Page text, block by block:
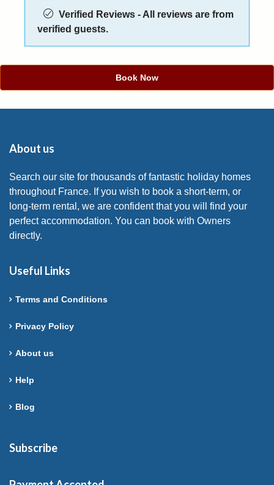
Verified Reviews - All reviews are from
verified guests.
Book Now
About us
Search our site for thousands of fantastic holiday homes
throughout France. If you wish to book a short-term, or
long-term rental, we are confident that you will find your
perfect accommodation. You can book with Owners
directly.
Useful Links
Terms and Conditions
Privacy Policy
About us
Help
Blog
Subscribe